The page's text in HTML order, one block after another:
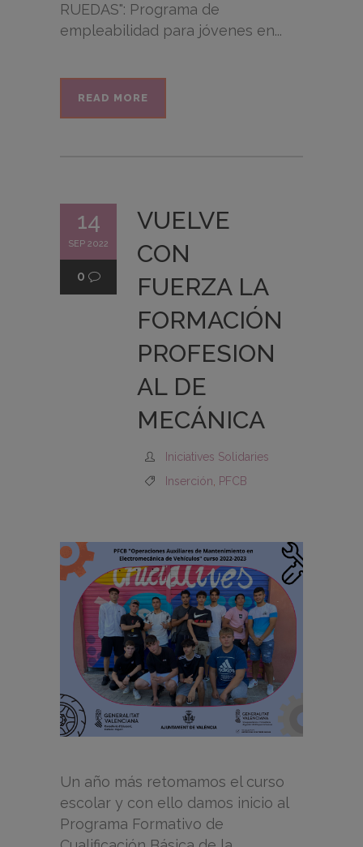
RUEDAS": Programa de
empleabilidad para jóvenes en...
READ MORE
14
SEP 2022
0
VUELVE
CON
FUERZA LA
FORMACIÓN
PROFESION
AL DE
MECÁNICA
Iniciatives Solidaries
Inserción
PFCB
Un año más retomamos el curso
escolar y con ello damos inicio al
Programa Formativo de